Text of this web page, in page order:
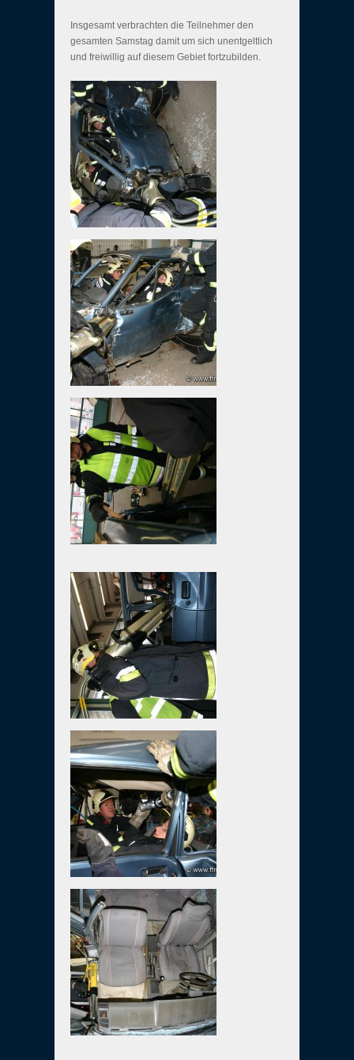
Insgesamt verbrachten die Teilnehmer den
gesamten Samstag damit um sich unentgeltlich
und freiwillig auf diesem Gebiet fortzubilden.